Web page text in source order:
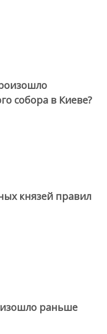
собора в Киеве?
князей правил
раньше